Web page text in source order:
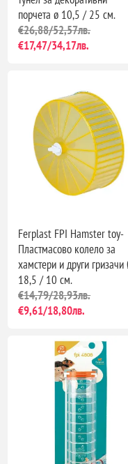
порчета ø 10,5 / 25 см.
€26,88/52,57лв.
€17,47/34,17лв.
Ferplast FPI Hamster toy-
Пластмасово колело за
хамстери и други
18,5 / 10 см.
€14,79/28,93лв.
€9,61/18,80лв.